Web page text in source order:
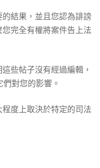
結果，並且您認為誹謗
完全有權將案件告上法
些帖子沒有經過編輯，
對您的影響。
度上取決於特定的司法